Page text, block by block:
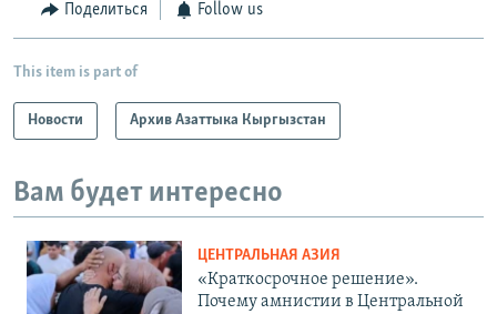
Поделиться Follow us
This item is part of
Новости Архив Азаттыка Кыргызстан
Вам будет интересно
ЦЕНТРАЛЬНАЯ АЗИЯ
«Краткосрочное решение».
Почему амнистии в Центральной